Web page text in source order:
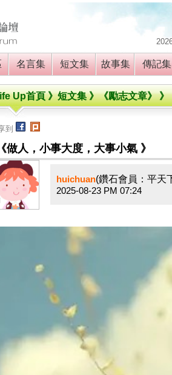
名言集 短文集 故事集 傳記
Up首頁 》短文集 》《勵志文章》 》
到
《做人，小事大度，大事小氣 》
huichuan(鑽石會員：平天
2025-08-23 PM 07:24